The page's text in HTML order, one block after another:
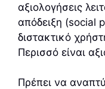
αξιολογήσεις
απόδειξη (social
διστακτικό
Περισσό είναι
Πρέπει να